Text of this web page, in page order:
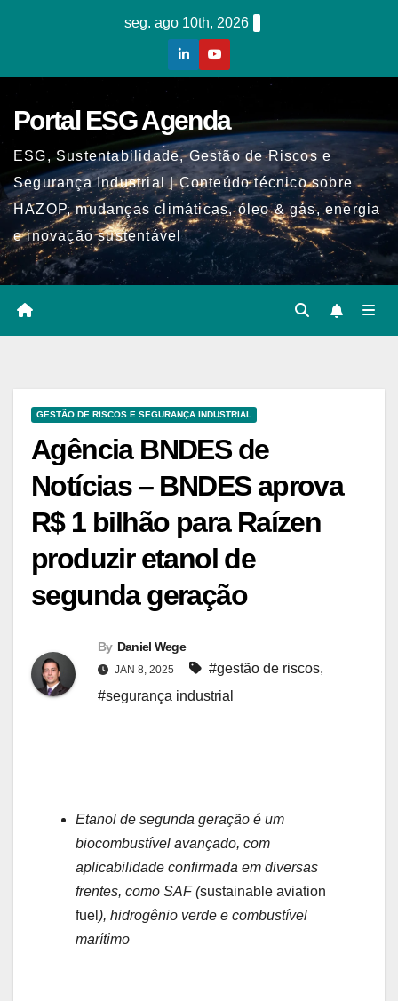
seg. ago 10th, 2026
Portal ESG Agenda
ESG, Sustentabilidade, Gestão de Riscos e
Segurança Industrial | Conteúdo técnico sobre
HAZOP, mudanças climáticas, óleo & gás, energia
e inovação sustentável
GESTÃO DE RISCOS E SEGURANÇA INDUSTRIAL
Agência BNDES de
Notícias – BNDES aprova
R$ 1 bilhão para Raízen
produzir etanol de
segunda geração
By Daniel Wege
JAN 8, 2025 #gestão de riscos,
#segurança industrial
Etanol de segunda geração é um
biocombustível avançado, com
aplicabilidade confirmada em diversas
frentes, como SAF (sustainable aviation
fuel ), hidrogênio verde e combustível
marítimo